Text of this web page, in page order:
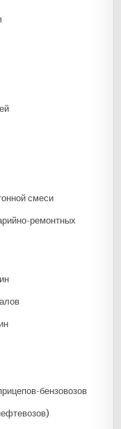
смеси
ремонтных
бензовозов